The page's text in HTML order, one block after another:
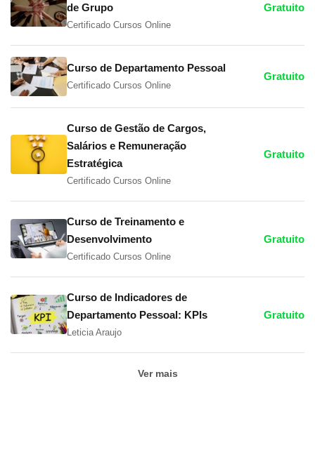
de Grupo
Certificado Cursos Online
Gratuito
Curso de Departamento Pessoal
Certificado Cursos Online
Gratuito
Curso de Gestão de Cargos,
Salários e Remuneração
Estratégica
Certificado Cursos Online
Gratuito
Curso de Treinamento e
Desenvolvimento
Certificado Cursos Online
Gratuito
Curso de Indicadores de
Departamento Pessoal: KPIs
Leticia Araujo
Gratuito
Ver mais